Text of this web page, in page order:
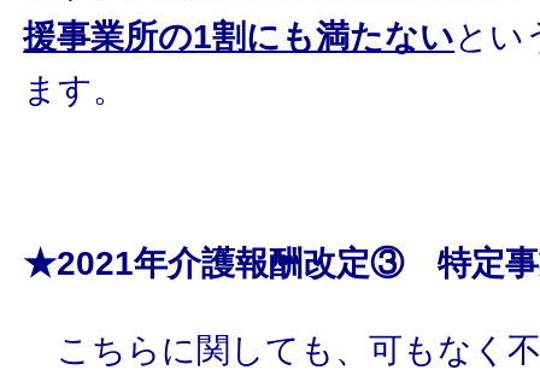
援事業所の1割にも満たないとい
ます。
★2021年介護報酬改定③ 特定事
こちらに関しても、可もなく